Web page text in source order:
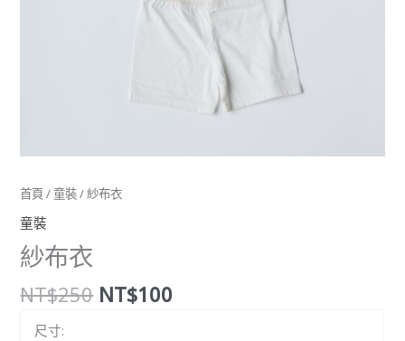
首頁/童裝/ 紗布衣
童裝
紗布衣
NT$250 NT$100
尺寸: